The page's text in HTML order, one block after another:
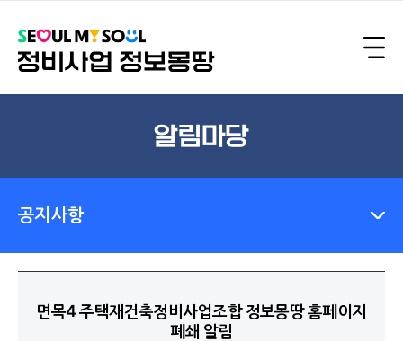
알림마당
공지사항
면목4 주택재건축정비사업조합 정보몽땅 홈페이지
폐쇄 알림